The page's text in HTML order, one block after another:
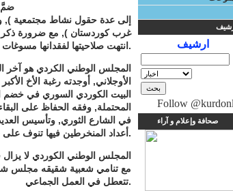
ضمَّ
إلى عدة حقول نشاط مجتمعية ),
غرب كوردستان ), مع ضرورة ذكر
انتهت صلاحيتها لفقدانها مسوغات تأسيسها أو على خلفية الخلافات الحزبية البينية.
المجلس الوطني الكردي هو آخر
الأوجلاني, أوجدته رغبة الأخ
البيت الكوردي السوري في خضم
المحتملة, وفقه الحفاظ على
في الشارع الثوري, وتأسيس
أعداد المنخرطين فيها تنوف على عدد أعضاء مجموعة أحزاب.
المجلس الوطني الكوردي لا
مع تنامي شعبية شقيقه مجلس
تتعطل في العمل الجماعي.
ارشيف
Follow
صحافة وإعلام و آراء